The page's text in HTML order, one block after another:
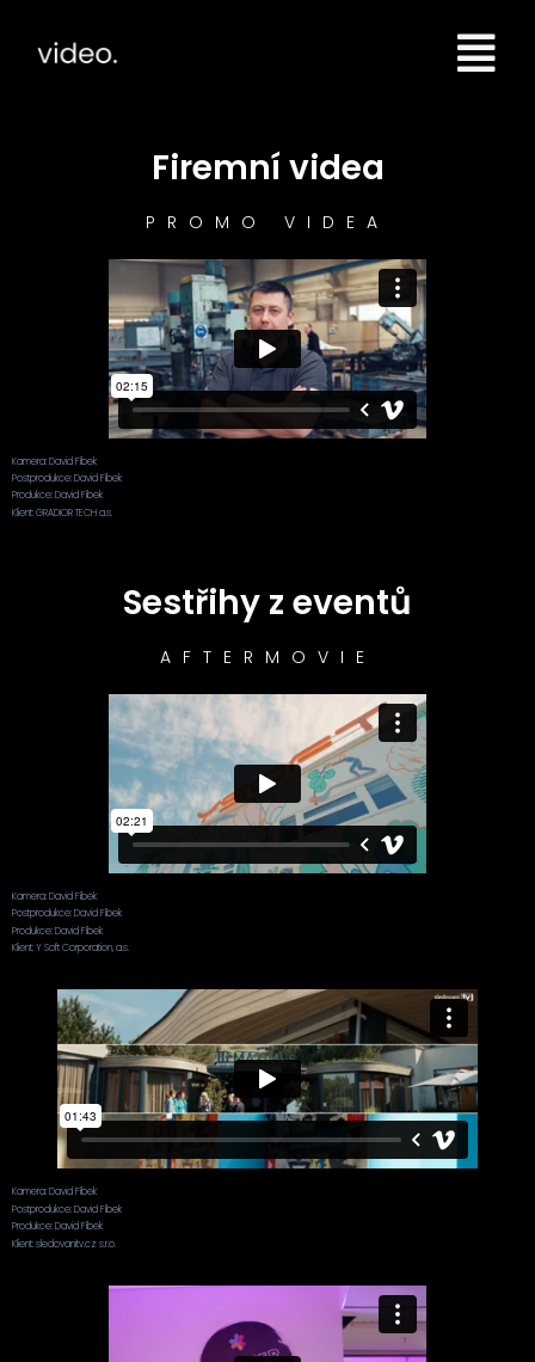
Firemní videa
PROMO VIDEA
Kamera: David Fíbek
Postprodukce: David Fíbek
Produkce: David Fíbek
Klient: GRADIOR TECH a.s.
Sestřihy z eventů
AFTERMOVIE
Kamera: David Fíbek
Postprodukce: David Fíbek
Produkce: David Fíbek
Klient: Y Soft Corporation, a.s.
Kamera: David Fíbek
Postprodukce: David Fíbek
Produkce: David Fíbek
Klient: sledovanitv.cz s.r.o.